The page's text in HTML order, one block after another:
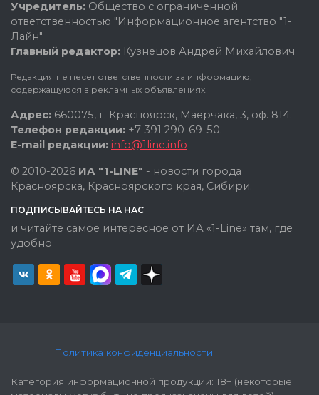
Учредитель: Общество с ограниченной
ответственностью "Информационное агентство "1-
Лайн"
Главный редактор: Кузнецов Андрей Михайлович
Редакция не несет ответственности за информацию,
содержащуюся в рекламных объявлениях.
Адрес: 660075, г. Красноярск, Маерчака, 3, оф. 814.
Телефон редакции: +7 391 290-69-50.
E-mail редакции: info@1line.info
© 2010-2026 ИА "1-LINE" - новости города
Красноярска, Красноярского края, Сибири.
ПОДПИСЫВАЙТЕСЬ НА НАС
и читайте самое интересное от ИА «1-Line» там, где
удобно
Политика конфиденциальности
Категория информационной продукции: 18+ (некоторые